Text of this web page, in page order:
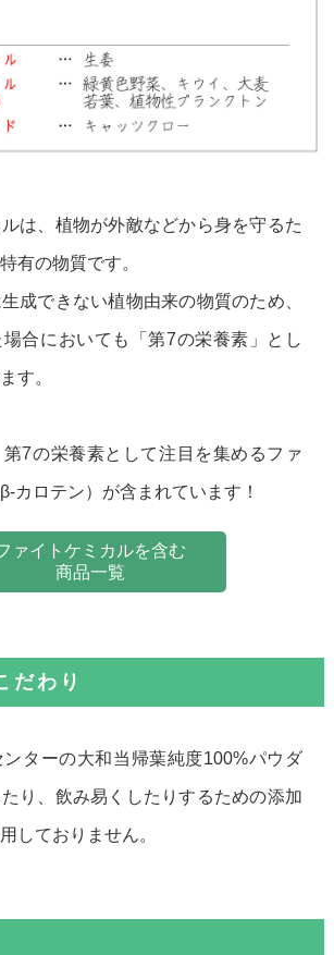
は、植物が外敵などから身を守るた
有の物質です。
成できない植物由来の物質のため、
場合においても「第7の栄養素」とし
す。
7の栄養素として注目を集めるファ
カロテン）が含まれています！
ァイトケミカルを含む
商品一覧
だわり
ターの大和当帰葉純度100%パウダ
り、飲み易くしたりするための添加
しておりません。